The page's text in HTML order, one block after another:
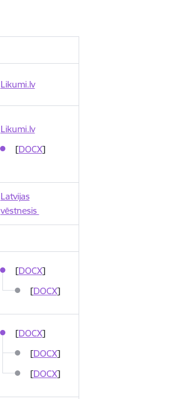
Likumi.lv
Likumi.lv
[DOCX]
Latvijas
vēstnesis
[DOCX]
[DOCX]
[DOCX]
[DOCX]
[DOCX]